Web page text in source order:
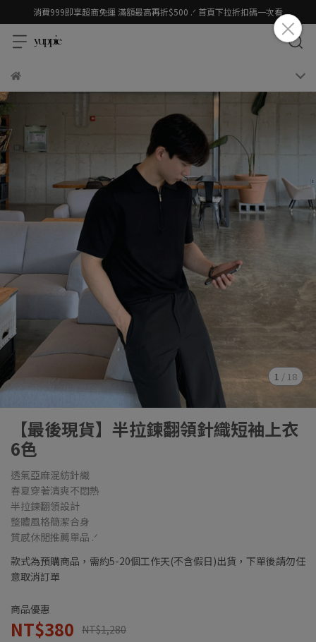
消費999即享超商免運 滿額最高再折$500 .ᐟ 首頁下拉折扣碼一次看
1 / 18
【最後現貨】半拉鍊翻領針織短袖上衣
6色
透氣亞麻混紡針織
春夏穿著清爽不悶熱
半拉鍊翻領設計
整體風格簡潔合身
質感休閒推薦單品 .ᐟ
款式為預購商品，需約5-20個工作天(不含假日)出貨，下單後請勿任
意取消訂單
商品優惠
NT$380 NT$1,280